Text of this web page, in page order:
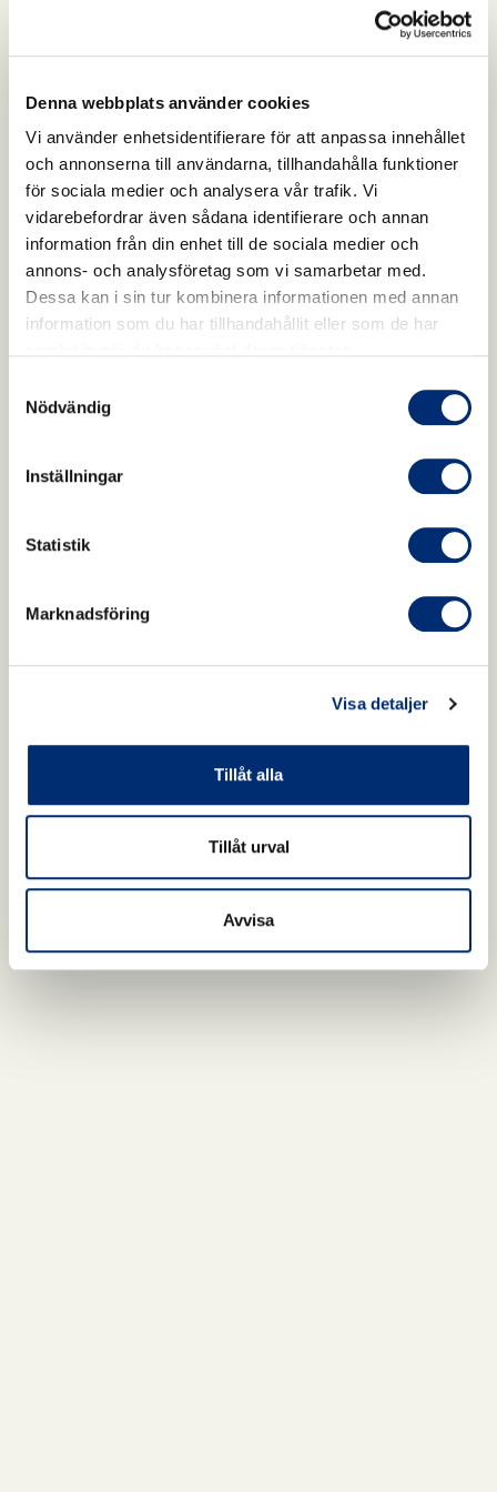
Denna webbplats använder cookies
Vi använder enhetsidentifierare för att anpassa innehållet
och annonserna till användarna, tillhandahålla funktioner
för sociala medier och analysera vår trafik. Vi
vidarebefordrar även sådana identifierare och annan
information från din enhet till de sociala medier och
annons- och analysföretag som vi samarbetar med.
Dessa kan i sin tur kombinera informationen med annan
information som du har tillhandahållit eller som de har
Nödvändig
Inställningar
Statistik
Marknadsföring
Visa detaljer
Tillåt alla
Tillåt urval
Avvisa
skickas. Vid delleverans uppdateras köpet hos
Klarna som ser till att din betalning korrigeras.
Vi har inte någon möjlighet att skicka ut en ny
administreras av PostNord via ditt
utlämningsställe. Du kan enkelt hämta ut ditt
paket med hjälp av det spårningsnummer som
står i leveransbekräftelsen som vi skickat till din
e-post i samband med beställning.
Om du inte har fått någon leveransbekräftelse
kontaktas vår kundsupport på telefon 0141-69
90 00 eller mail info@holistic.se.